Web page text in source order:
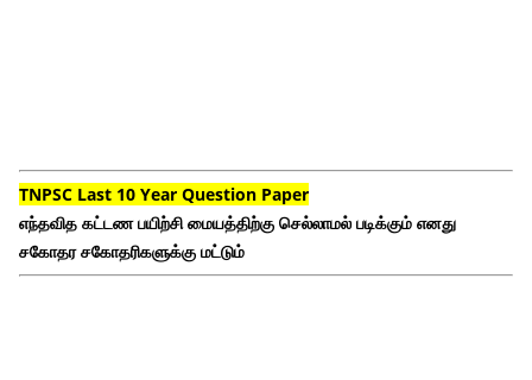
TNPSC Last 10 Year Question Paper
எந்தவித கட்டண பயிற்சி மையத்திற்கு செல்லாமல் படிக்கும் எனது
சகோதர சகோதரிகளுக்கு மட்டும்